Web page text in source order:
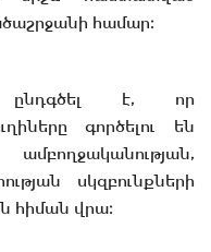
համար։
ընդգծել է, որ
գործելու են
սկզբունքների
հիման վրա։